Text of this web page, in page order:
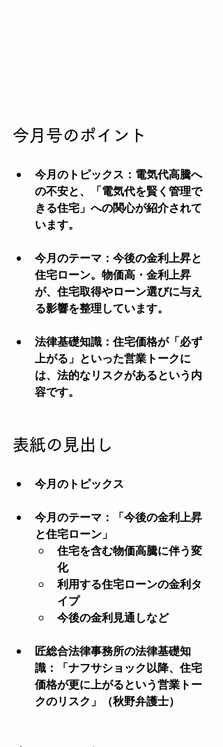
今月号のポイント
今月のトピックス：電気代高騰へ
の不安と、「電気代を賢く管理で
きる住宅」への関心が紹介されて
います。
今月のテーマ：今後の金利上昇と
住宅ローン。物価高・金利上昇
が、住宅取得やローン選びに与え
る影響を整理しています。
法律基礎知識：住宅価格が「必ず
上がる」といった営業トークに
は、法的なリスクがあるという内
容です。
表紙の見出し
今月のトピックス
今月のテーマ：「今後の金利上昇
と住宅ローン」
住宅を含む物価高騰に伴う変
化
利用する住宅ローンの金利タ
イプ
今後の金利見通しなど
匠総合法律事務所の法律基礎知
識：「ナフサショック以降、住宅
価格が更に上がるという営業トー
クのリスク」（秋野弁護士）